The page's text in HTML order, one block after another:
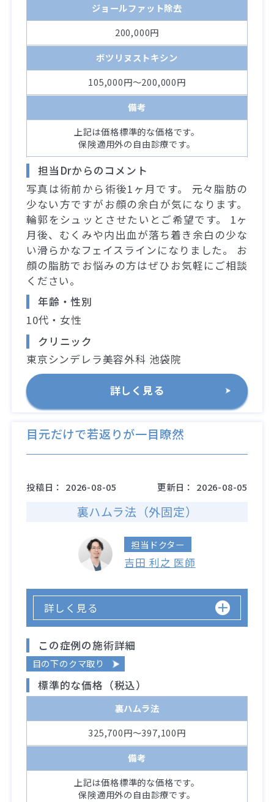
ジョールファット除去
200,000円
ボツリヌストキシン
105,000円～200,000円
備考
上記は価格標準的な価格です。
保険適用外の自由診療です。
担当Drからのコメント
写真は術前から術後1ヶ月です。 元々脂肪の
少ない方ですがお顔の余白が気になります。
輪郭をシュッとさせたいとご希望です。 1ヶ
月後、むくみや内出血が落ち着き余白の少な
い滑らかなフェイスラインになりました。 お
顔の脂肪でお悩みの方はぜひお気軽にご相談
ください。
年齢・性別
10代・女性
クリニック
東京シンデレラ美容外科 池袋院
詳しく見る
目元だけで若返りが一目瞭然
投稿日： 2026-08-05 更新日： 2026-08-05
裏ハムラ法（外固定）
担当ドクター
吉田 利之 医師
詳しく見る
この症例の施術詳細
目の下のクマ取り
標準的な価格（税込）
裏ハムラ法
325,700円～397,100円
備考
上記は価格標準的な価格です。
保険適用外の自由診療です。